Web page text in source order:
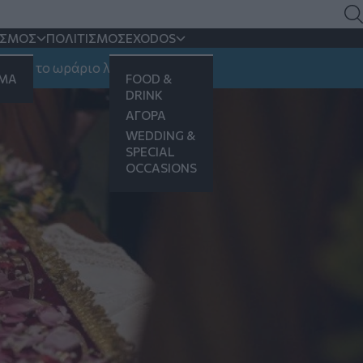
ΠΟΛΙΤΙΣΜΟΣEXODOS
FOOD &
DRINK
ΑΓΟΡΑ
WEDDING &
SPECIAL
OCCASIONS
λειτουργίας